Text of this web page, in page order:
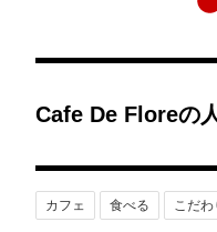
Cafe De Floreの
カフェ 食べる こだ